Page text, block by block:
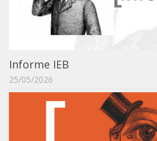
Informe IEB
25/05/2026